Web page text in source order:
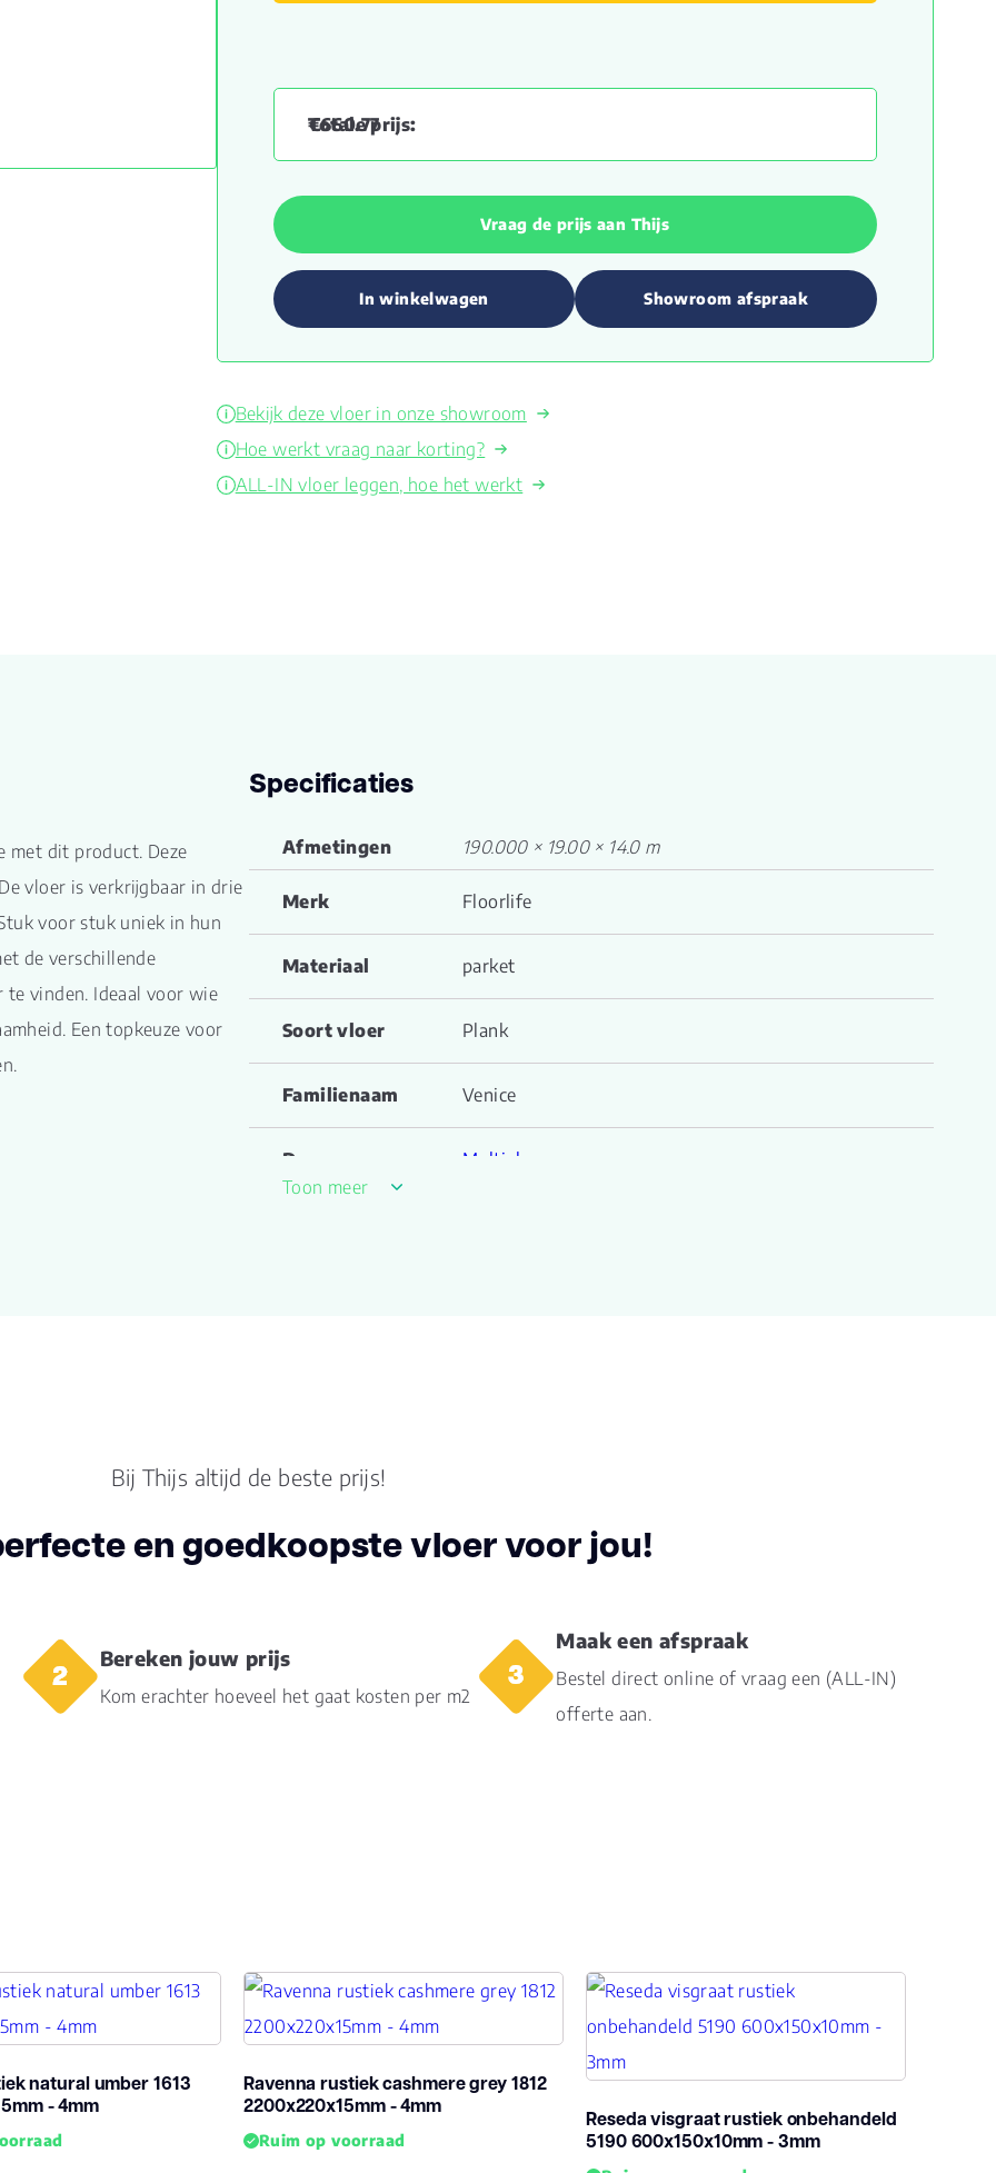
€660.77
Vraag de prijs aan Thijs
In winkelwagen Showroom afspraak
Bekijk deze vloer in onze showroom
Hoe werkt vraag naar korting?
ALL-IN vloer leggen, hoe het werkt
met dit product. Deze
vloer is verkrijgbaar in drie
voor stuk uniek in hun
de verschillende
vinden. Ideaal voor wie
Een topkeuze voor
Specificaties
Afmetingen 190.000 × 19.00 × 14.0 m
Merk Floorlife
Materiaal parket
Soort vloer Plank
Familienaam Venice
Drager Multiplex
Aantal per pak
Dikte toplaag
V groef 2-zijdes
Toon meer
Bij Thijs altijd de beste prijs!
en goedkoopste vloer voor jou!
Bereken jouw prijs
Kom erachter hoeveel het gaat kosten per m2
Maak een afspraak
Bestel direct online of vraag een (ALL-IN)
offerte aan.
natural umber 1613
- 4mm
Ravenna rustiek cashmere grey 1812
2200x220x15mm - 4mm
Ruim op voorraad
Reseda visgraat rustiek onbehandeld
5190 600x150x10mm - 3mm